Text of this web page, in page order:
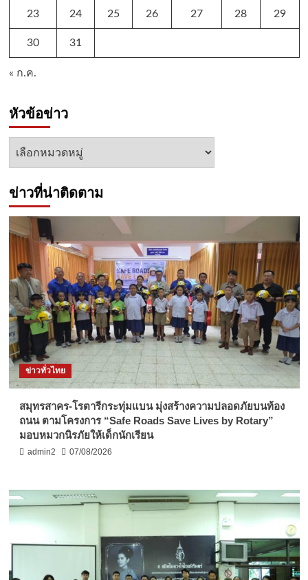
23 24 25 26 27 28 29
30 31
« ก.ค.
หัวข้อข่าว
หัวข้อ
ข่าวที่น่าติดตาม
ข่าวทั่วไทย
สมุทรสาคร-โรตารีกระทุ่มแบน มุ่งสร้างความปลอดภัยบนท้อง
ถนน ตามโครงการ “Safe Roads Save Lives by Rotary”
มอบหมวกนิรภัยให้เด็กนักเรียน
admin2 07/08/2026